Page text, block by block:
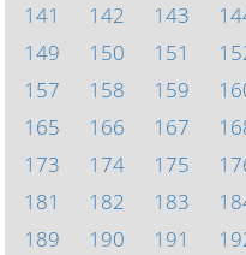
141
142 143
149
150 151
157
158 159
165
166 167
173
174 175
181
182 183
189
190 191